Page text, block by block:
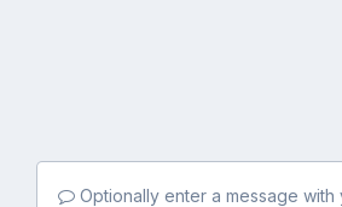
Optionally enter a message with